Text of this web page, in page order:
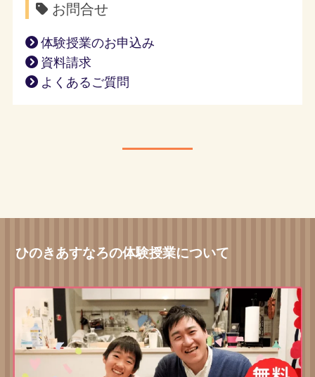
お問合せ
体験授業のお申込み
資料請求
よくあるご質問
ひのきあすなろの体験授業について